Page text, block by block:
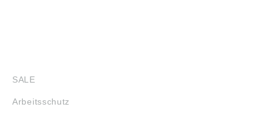
SALE
Arbeitsschutz